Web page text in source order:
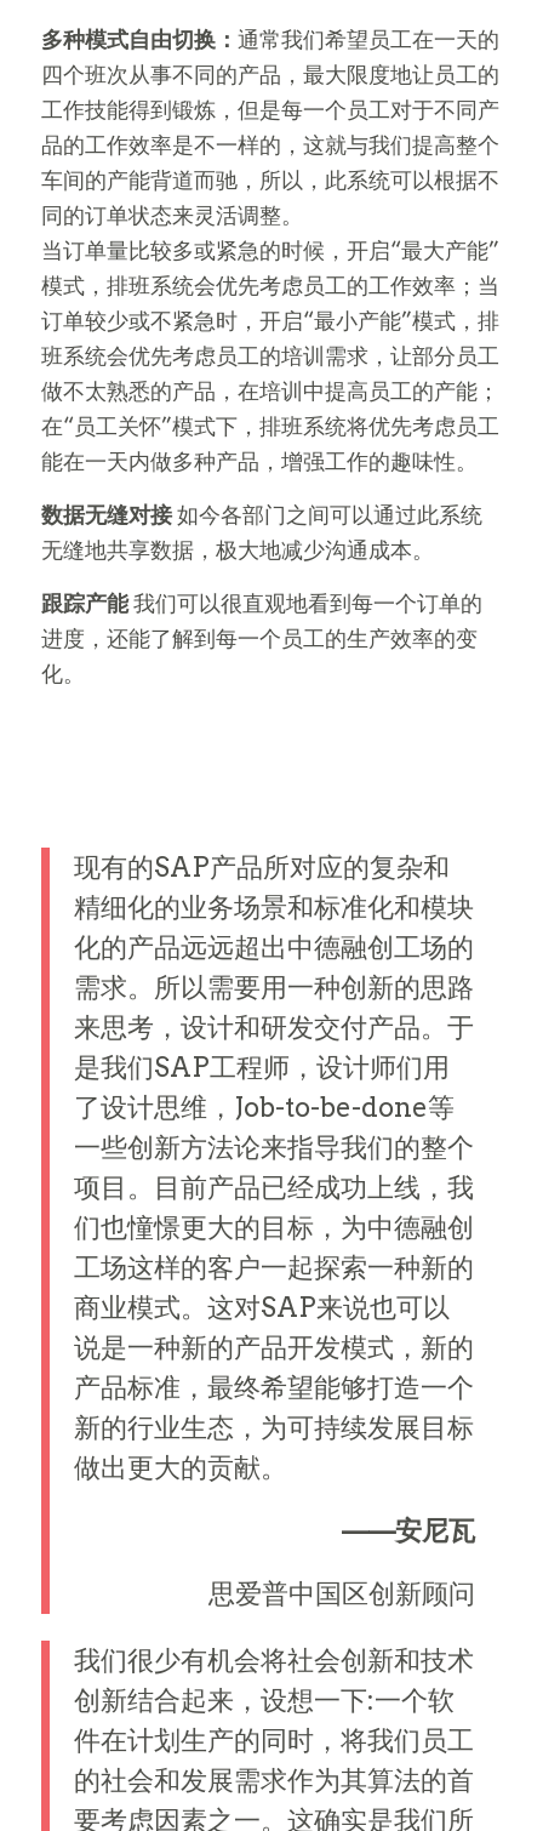
多种模式自由切换： 通常我们希望员工在一天的
四个班次从事不同的产品，最大限度地让员工的
工作技能得到锻炼，但是每一个员工对于不同产
品的工作效率是不一样的，这就与我们提高整个
车间的产能背道而驰，所以，此系统可以根据不
同的订单状态来灵活调整。
当订单量比较多或紧急的时候，开启“最大产能”
模式，排班系统会优先考虑员工的工作效率；当
订单较少或不紧急时，开启“最小产能”模式，排
班系统会优先考虑员工的培训需求，让部分员工
做不太熟悉的产品，在培训中提高员工的产能；
在“员工关怀”模式下，排班系统将优先考虑员工
能在一天内做多种产品，增强工作的趣味性。
数据无缝对接如今各部门之间可以通过此系统
无缝地共享数据，极大地减少沟通成本。
跟踪产能我们可以很直观地看到每一个订单的
进度，还能了解到每一个员工的生产效率的变
化。
现有的SAP产品所对应的复杂和
精细化的业务场景和标准化和模块
化的产品远远超出中德融创工场的
需求。所以需要用一种创新的思路
来思考，设计和研发交付产品。于
是我们SAP工程师，设计师们用
了设计思维，Job-to-be-done等
一些创新方法论来指导我们的整个
项目。目前产品已经成功上线，我
们也憧憬更大的目标，为中德融创
工场这样的客户一起探索一种新的
商业模式。这对SAP来说也可以
说是一种新的产品开发模式，新的
产品标准，最终希望能够打造一个
新的行业生态，为可持续发展目标
做出更大的贡献。
——安尼瓦
思爱普中国区创新顾问
我们很少有机会将社会创新和技术
创新结合起来，设想一下:一个软
件在计划生产的同时，将我们员工
的社会和发展需求作为其算法的首
要考虑因素之一。这确实是我们所